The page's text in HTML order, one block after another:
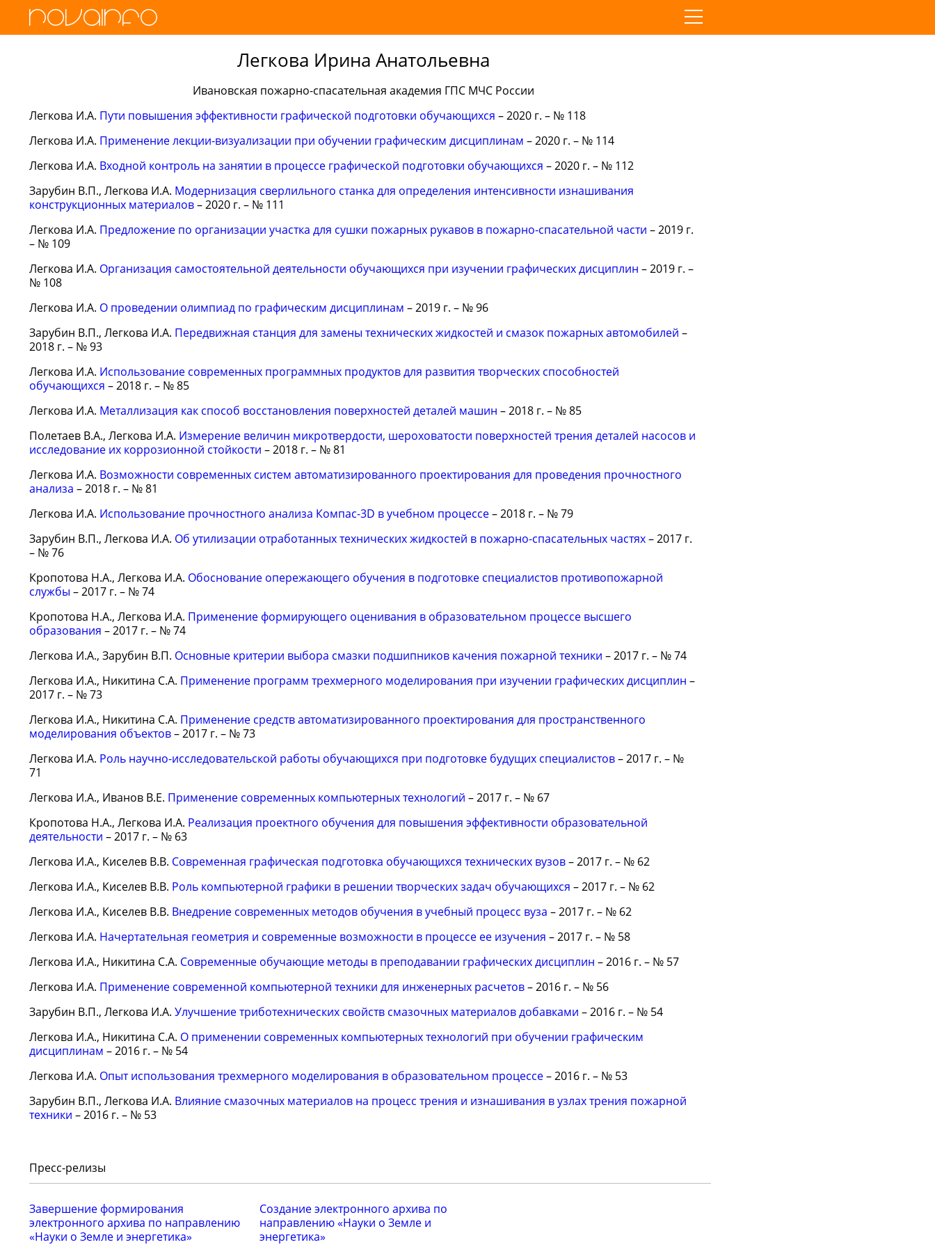
Легкова Ирина Анатольевна
Ивановская пожарно-спасательная академия ГПС МЧС России
Легкова И.А. Пути повышения эффективности графической подготовки обучающихся – 2020 г. – № 118
Легкова И.А. Применение лекции-визуализации при обучении графическим дисциплинам – 2020 г. – № 114
Легкова И.А. Входной контроль на занятии в процессе графической подготовки обучающихся – 2020 г. – № 112
Зарубин В.П., Легкова И.А. Модернизация сверлильного станка для определения интенсивности изнашивания
конструкционных материалов– 2020 г. – № 111
Легкова И.А. Предложение по организации участка для сушки пожарных рукавов в пожарно-спасательной части – 2019 г.
– № 109
Легкова И.А. Организация самостоятельной деятельности обучающихся при изучении графических дисциплин – 2019 г. –
№ 108
Легкова И.А. О проведении олимпиад по графическим дисциплинам – 2019 г. – № 96
Зарубин В.П., Легкова И.А. Передвижная станция для замены технических жидкостей и смазок пожарных автомобилей –
2018 г. – № 93
Легкова И.А. Использование современных программных продуктов для развития творческих способностей
обучающихся – 2018 г. – № 85
Легкова И.А. Металлизация как способ восстановления поверхностей деталей машин – 2018 г. – № 85
Полетаев В.А., Легкова И.А. Измерение величин микротвердости, шероховатости поверхностей трения деталей насосов и
исследование их коррозионной стойкости – 2018 г. – № 81
Легкова И.А. Возможности современных систем автоматизированного проектирования для проведения прочностного
анализа – 2018 г. – № 81
Легкова И.А. Использование прочностного анализа Компас-3D в учебном процессе– 2018 г. – № 79
Зарубин В.П., Легкова И.А. Об утилизации отработанных технических жидкостей в пожарно-спасательных частях– 2017 г.
– № 76
Кропотова Н.А., Легкова И.А. Обоснование опережающего обучения в подготовке специалистов противопожарной
службы – 2017 г. – № 74
Кропотова Н.А., Легкова И.А. Применение формирующего оценивания в образовательном процессе высшего
образования – 2017 г. – № 74
Легкова И.А., Зарубин В.П. Основные критерии выбора смазки подшипников качения пожарной техники – 2017 г. – № 74
Легкова И.А., Никитина С.А. Применение программ трехмерного моделирования при изучении графических дисциплин –
2017 г. – № 73
Легкова И.А., Никитина С.А. Применение средств автоматизированного проектирования для пространственного
моделирования объектов– 2017 г. – № 73
Легкова И.А. Роль научно-исследовательской работы обучающихся при подготовке будущих специалистов– 2017 г. – №
71
Легкова И.А., Иванов В.Е. Применение современных компьютерных технологий – 2017 г. – № 67
Кропотова Н.А., Легкова И.А. Реализация проектного обучения для повышения эффективности образовательной
деятельности – 2017 г. – № 63
Легкова И.А., Киселев В.В. Современная графическая подготовка обучающихся технических вузов– 2017 г. – № 62
Легкова И.А., Киселев В.В. Роль компьютерной графики в решении творческих задач обучающихся – 2017 г. – № 62
Легкова И.А., Киселев В.В. Внедрение современных методов обучения в учебный процесс вуза – 2017 г. – № 62
Легкова И.А. Начертательная геометрия и современные возможности в процессе ее изучения – 2017 г. – № 58
Легкова И.А., Никитина С.А. Современные обучающие методы в преподавании графических дисциплин – 2016 г. – № 57
Легкова И.А. Применение современной компьютерной техники для инженерных расчетов– 2016 г. – № 56
Зарубин В.П., Легкова И.А. Улучшение триботехнических свойств смазочных материалов добавками – 2016 г. – № 54
Легкова И.А., Никитина С.А. О применении современных компьютерных технологий при обучении графическим
дисциплинам – 2016 г. – № 54
Легкова И.А. Опыт использования трехмерного моделирования в образовательном процессе– 2016 г. – № 53
Зарубин В.П., Легкова И.А. Влияние смазочных материалов на процесс трения и изнашивания в узлах трения пожарной
техники – 2016 г. – № 53
Пресс-релизы
Завершение формирования
электронного архива по направлению
«Науки о Земле и энергетика»
Создание электронного архива по
направлению «Науки о Земле и
энергетика»